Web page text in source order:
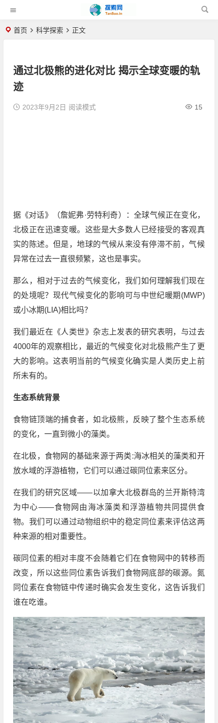
首页 科学探索 正文
通过北极熊的进化对比 揭示全球变暖的轨
迹
2023年9月2日 15
阅读模式
据《对话》（詹妮弗·劳特利奇）：全球气候正在变化，
北极正在迅速变暖。这些是大多数人已经接受的客观真
实的陈述。但是，地球的气候从来没有停滞不前，气候
异常在过去一直很频繁，这也是事实。
那么，相对于过去的气候变化，我们如何理解我们现在
的处境呢？现代气候变化的影响可与中世纪暖期(MWP)
或小冰期(LIA)相比吗？
我们最近在《人类世》杂志上发表的研究表明，与过去
4000年的观察相比，最近的气候变化对北极熊产生了更
大的影响。这表明当前的气候变化确实是人类历史上前
所未有的。
生态系统背景
食物链顶端的捕食者，如北极熊，反映了整个生态系统
的变化，一直到微小的藻类。
在北极，食物网的基础来源于两类:海冰相关的藻类和开
放水域的浮游植物，它们可以通过碳同位素来区分。
在我们的研究区域——以加拿大北极群岛的兰开斯特湾
为中心——食物网由海冰藻类和浮游植物共同提供食
物。我们可以通过动物组织中的稳定同位素来评估这两
种来源的相对重要性。
碳同位素的相对丰度不会随着它们在食物网中的转移而
改变，所以这些同位素告诉我们食物网底部的碳源。氮
同位素在食物链中传递时确实会发生变化，这告诉我们
谁在吃谁。